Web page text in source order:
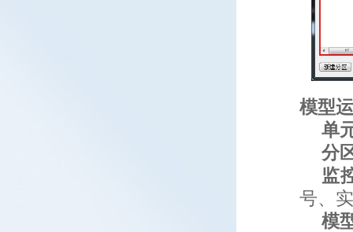
模型
单
分
监
号、
模